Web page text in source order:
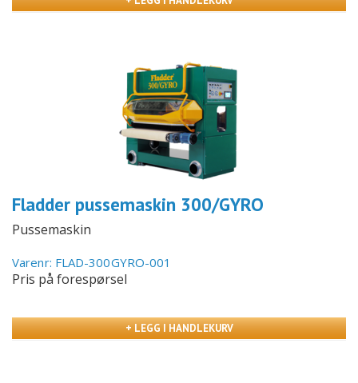
Fladder pussemaskin 300/GYRO
Pussemaskin
Varenr: FLAD-300GYRO-001
Pris på forespørsel
+ LEGG I HANDLEKURV